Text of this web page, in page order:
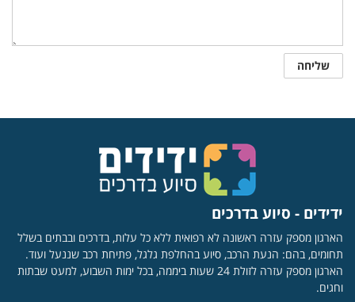
ידידים - סיוע בדרכים
הארגון מספק עזרה ראשונה לא רפואית ללא כל עלות, בדרכים ובבתים בשלל
תחומים, בהם: הנעת הרכב, סיוע בהחלפת גלגל, פתיחת רכב שננעל ועוד.
הארגון מספק עזרה לזולת 24 שעות ביממה, בכל ימות השבוע, למעט שבתות
וחגים.